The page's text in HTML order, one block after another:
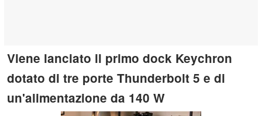
Viene lanciato il primo dock Keychron
dotato di tre porte Thunderbolt 5 e di
un'alimentazione da 140 W